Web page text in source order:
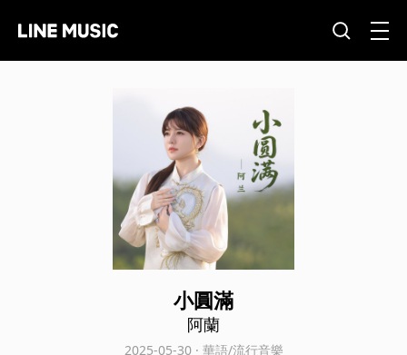
小圓滿
阿蘭
2025-05-30 · 華語/流行音樂